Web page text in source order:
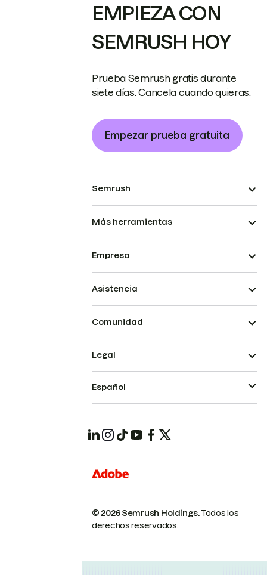
EMPIEZA CON
SEMRUSH HOY
Prueba Semrush gratis durante
siete días. Cancela cuando quieras.
Empezar prueba gratuita
Semrush
Más herramientas
Empresa
Asistencia
Comunidad
© 2026 Semrush Holdings.Todos los
derechos reservados.
Legal
Español